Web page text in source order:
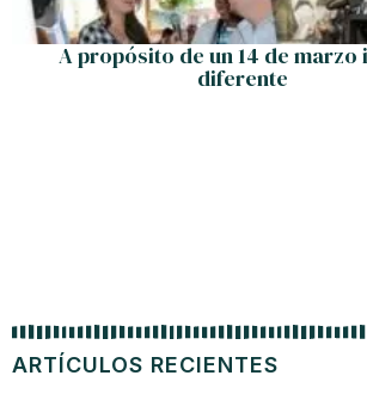
ARTÍCULOS RECIENTES
A propósito de un 14 de marzo
diferente